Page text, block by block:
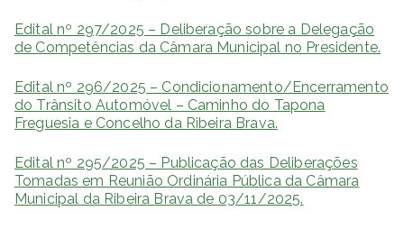
Edital nº 297/2025 – Deliberação sobre a Delegação
de Competências da Câmara Municipal no Presidente.
Edital nº 296/2025 – Condicionamento/Encerramento
do Trânsito Automóvel – Caminho do Tapona
Freguesia e Concelho da Ribeira Brava.
Edital nº 295/2025 – Publicação das Deliberações
Tomadas em Reunião Ordinária Pública da Câmara
Municipal da Ribeira Brava de 03/11/2025.